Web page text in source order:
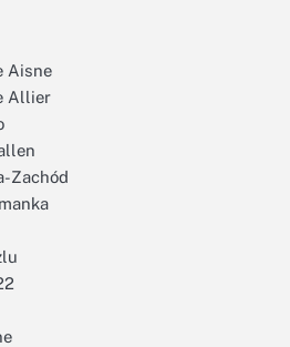
Aisne
Allier
Zachód